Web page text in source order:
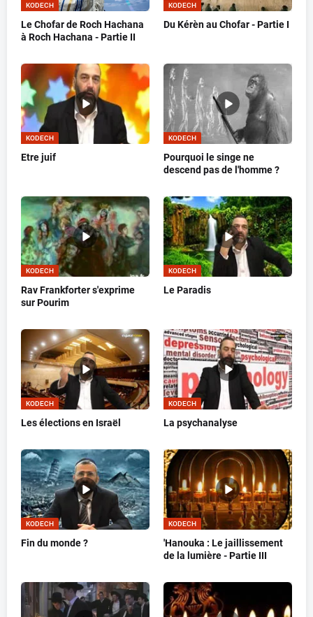
KODECH
Le Chofar de Roch Hachana
à Roch Hachana - Partie II
KODECH
Du Kérèn au Chofar - Partie I
KODECH
Etre juif
KODECH
Pourquoi le singe ne
descend pas de l'homme ?
KODECH
Rav Frankforter s'exprime
sur Pourim
KODECH
Le Paradis
KODECH
Les élections en Israël
KODECH
La psychanalyse
KODECH
Fin du monde ?
KODECH
'Hanouka : Le jaillissement
de la lumière - Partie III